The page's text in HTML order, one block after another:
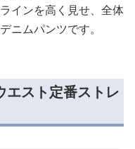
インを高く見せ、全体
ニムパンツです。
エスト定番ストレ